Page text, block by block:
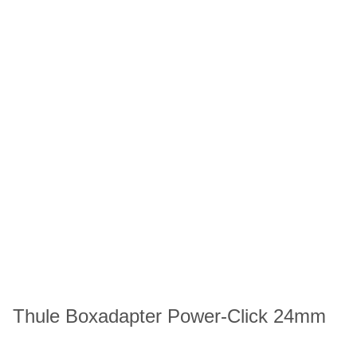
Thule Boxadapter Power-Click 24mm